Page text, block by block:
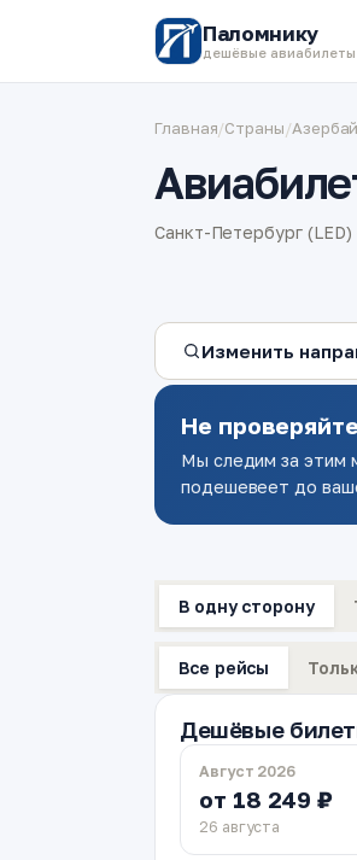
Паломнику
дешёвые авиабилеты
Главная/Страны/
Санкт-Петербург
Изменить
Не
Мы следим за этим
подешевеет до
В одну сторону
Все рейсы
Дешёвые
Август 2026
от 18 249 ₽
26 августа